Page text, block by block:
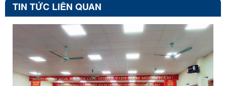
TIN TỨC LIÊN QUAN